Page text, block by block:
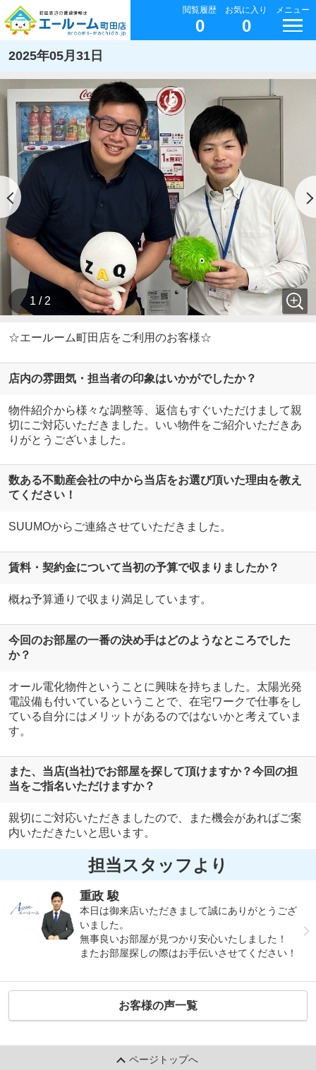
閲覧履歴
0
お気に入り
0
メニュー
2025年05月31日
1 / 2
☆エールーム町田店をご利用のお客様☆
店内の雰囲気・担当者の印象はいかがでしたか？
物件紹介から様々な調整等、返信もすぐいただけまして親
切にご対応いただきました。いい物件をご紹介いただきあ
りがとうございました。
数ある不動産会社の中から当店をお選び頂いた理由を教え
てください！
SUUMOからご連絡させていただきました。
賃料・契約金について当初の予算で収まりましたか？
概ね予算通りで収まり満足しています。
今回のお部屋の一番の決め手はどのようなところでした
か？
オール電化物件ということに興味を持ちました。太陽光発
電設備も付いているということで、在宅ワークで仕事をし
ている自分にはメリットがあるのではないかと考えていま
す。
また、当店(当社)でお部屋を探して頂けますか？今回の担
当をご指名いただけますか？
親切にご対応いただきましたので、また機会があればご案
内いただきたいと思います。
担当スタッフより
重政 駿
本日は御来店いただきまして誠にありがとうござ
いました。
無事良いお部屋が見つかり安心いたしました！
またお部屋探しの際はお手伝いさせてください！
お客様の声一覧
ページトップへ